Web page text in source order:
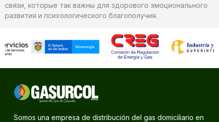
связи, которые так важны для здорового эмоционального
развития и психологического благополучия.
Somos una empresa de distribución del gas domiciliario en